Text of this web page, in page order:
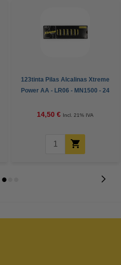
123tinta Pilas Alcalinas Xtreme
Power AA - LR06 - MN1500 - 24
14,50 € Incl. 21% IVA